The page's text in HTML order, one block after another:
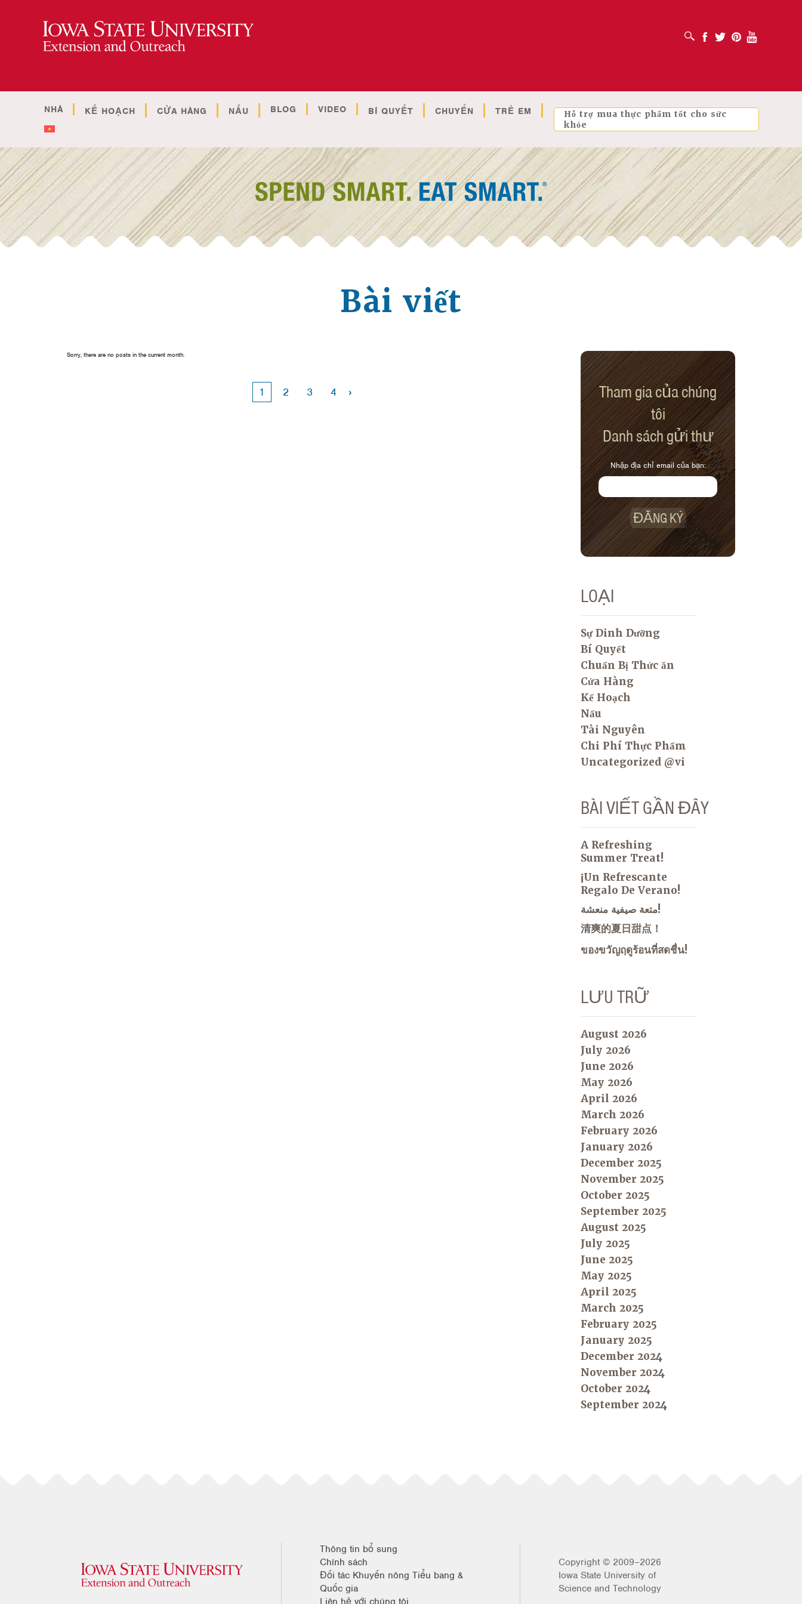
MỞ HỘP TÌM KIẾM Facebook
Twitter PinterestYoutube
NHÀ KẾ HOẠCH CỬA HÀNG NẤU BLOG VIDEO BÍ QUYẾT CHUYỂN TRẺ EM
Hỗ trợ mua thực phẩm tốt cho sức
khỏe
Bài viết
Sorry, there are no posts in the current month.
1 2 3 4 ›
Tham gia của chúng
tôi
Danh sách gửi thư
Nhập địa chỉ email của bạn:
ĐĂNG KÝ
LOẠI
Sự Dinh Dưỡng
Bí Quyết
Chuẩn Bị Thức ăn
Cửa Hàng
Kế Hoạch
Nấu
Tài Nguyên
Chi Phí Thực Phẩm
Uncategorized @vi
BÀI VIẾT GẦN ĐÂY
A Refreshing
Summer Treat!
¡Un Refrescante
Regalo De Verano!
متعة صيفية منعشة!
清爽的夏日甜点！
ของขวัญฤดูร้อนที่สดชื่น!
LƯU TRỮ
August 2026
July 2026
June 2026
May 2026
April 2026
March 2026
February 2026
January 2026
December 2025
November 2025
October 2025
September 2025
August 2025
July 2025
June 2025
May 2025
April 2025
March 2025
February 2025
January 2025
December 2024
November 2024
October 2024
September 2024
Thông tin bổ sung
Chính sách
Đối tác Khuyến nông Tiểu bang &
Quốc gia
Liên hệ với chúng tôi
Copyright © 2009–2026
Iowa State University of
Science and Technology